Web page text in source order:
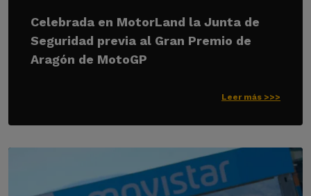
Celebrada en MotorLand la Junta de
Seguridad previa al Gran Premio de
Aragón de MotoGP
Leer más >>>